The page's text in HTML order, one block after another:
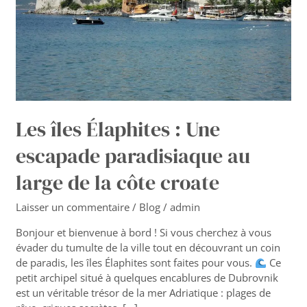
Les îles Élaphites : Une
escapade paradisiaque au
large de la côte croate
Laisser un commentaire / Blog /admin
Bonjour et bienvenue à bord ! Si vous cherchez à vous
évader du tumulte de la ville tout en découvrant un coin
de paradis, les îles Élaphites sont faites pour vous.
Ce
petit archipel situé à quelques encablures de Dubrovnik
est un véritable trésor de la mer Adriatique : plages de
au
large
de
la
côte
croate